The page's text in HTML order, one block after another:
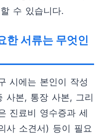
수 있습니다.
한 서류는 무엇인
시에는 본인이 작성
사본, 통장 사본, 그리
진료비 영수증과 세
사 소견서) 등이 필요